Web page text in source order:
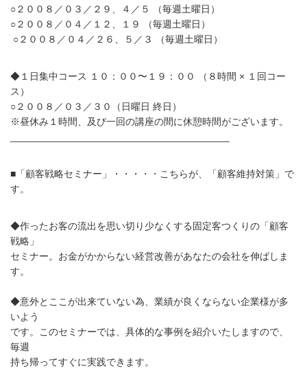
○２００８／０３／２９、４／５ （毎週土曜日）
○２００８／０４／１２、１９ （毎週土曜日）
○２００８／０４／２６、５／３ （毎週土曜日）
◆１日集中コース １０：００〜１９：００ （８時間 × １回コー
ス）
○２００８／０３／３０（日曜日 終日）
※昼休み１時間、及び一回の講座の間に休憩時間がございます。
■「顧客戦略セミナー」・・・・・こちらが、「顧客維持対策」で
す。
◆作ったお客の流出を思い切り少なくする固定客つくりの「顧客
戦略」
セミナー。お金がかからない経営改善があなたの会社を伸ばしま
す。
◆意外とここが出来ていない為、業績が良くならない企業様が多
いよう
です。このセミナーでは、具体的な事例を紹介いたしますので、
毎週
持ち帰ってすぐに実践できます。